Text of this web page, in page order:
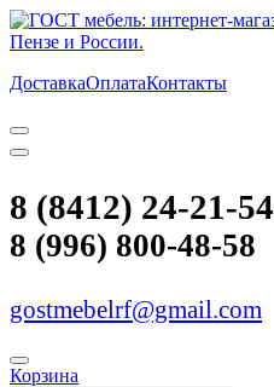
ДоставкаОплатаКонтакты
8 (8412) 24-21-54
8 (996) 800-48-58
gostmebelrf@gmail.com
Корзина